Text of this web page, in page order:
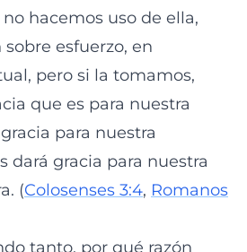
no hacemos uso de ella,
esfuerzo, en
pero si la tomamos,
que es para nuestra
para nuestra
dará gracia para nuestra
(Colosenses 3:4, Romanos
tanto, por qué razón